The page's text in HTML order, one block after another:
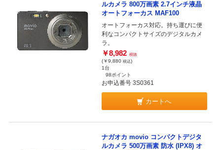
ルカメラ 800万画素 2.7インチ液晶
オートフォーカス MAF100
オートフォーカス対応。持ち運びに便
利なコンパクトサイズのデジタルカメ
ラ。
￥8,982 税抜
(￥9,880 税込)
1台
98ポイント
お申込番号 3S0361
カートへ
ナガオカ movio コンパクトデジタ
ルカメラ 500万画素 防水 (IPX8) オ